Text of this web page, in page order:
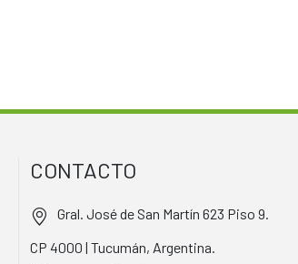
CONTACTO
Gral. José de San Martín 623 Piso 9.
CP 4000 | Tucumán, Argentina.